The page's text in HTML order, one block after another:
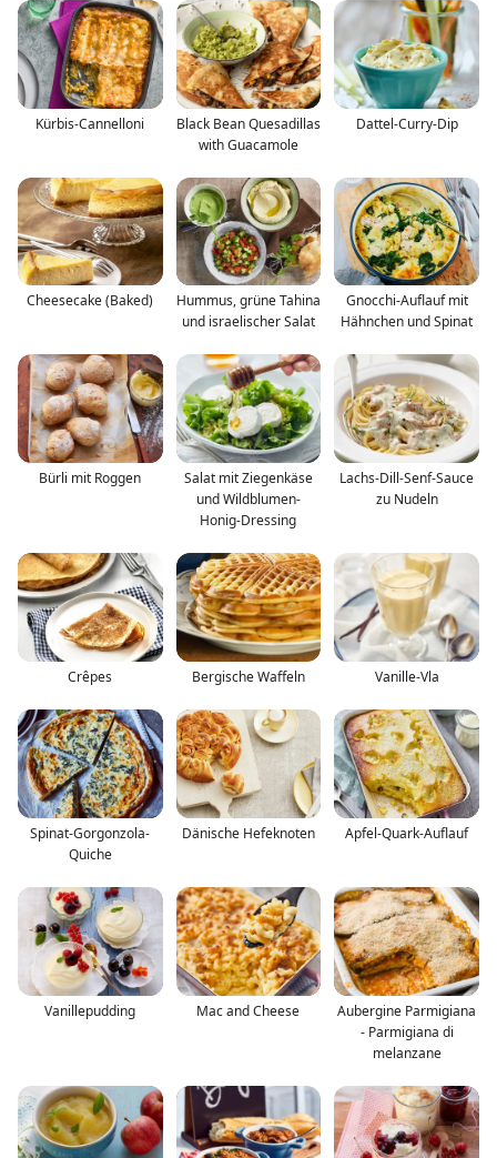
Kürbis-Cannelloni
Black Bean Quesadillas
with Guacamole
Dattel-Curry-Dip
Cheesecake (Baked)
Hummus, grüne Tahina
und israelischer Salat
Gnocchi-Auflauf mit
Hähnchen und Spinat
Bürli mit Roggen
Salat mit Ziegenkäse
und Wildblumen-
Honig-Dressing
Lachs-Dill-Senf-Sauce
zu Nudeln
Crêpes Bergische Waffeln Vanille-Vla
Spinat-Gorgonzola-
Quiche
Dänische Hefeknoten Apfel-Quark-Auflauf
Vanillepudding Mac and Cheese
Aubergine Parmigiana
- Parmigiana di
melanzane